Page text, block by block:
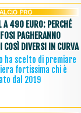
A 490 EURO: PERCHÉ
PAGHERANNO
COSÌ DIVERSI IN CURVA
ha scelto di premiare
fortissima chi è
dal 2019